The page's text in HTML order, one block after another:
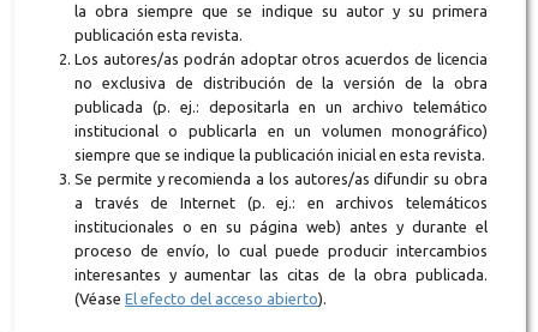
la obra siempre que se indique su autor y su primera
publicación esta revista.
Los autores/as podrán adoptar otros acuerdos de licencia
no exclusiva de distribución de la versión de la obra
publicada (p. ej.: depositarla en un archivo telemático
institucional o publicarla en un volumen monográfico)
siempre que se indique la publicación inicial en esta revista.
Se permite y recomienda a los autores/as difundir su obra
a través de Internet (p. ej.: en archivos telemáticos
institucionales o en su página web) antes y durante el
proceso de envío, lo cual puede producir intercambios
interesantes y aumentar las citas de la obra publicada.
(Véase El efecto del acceso abierto).